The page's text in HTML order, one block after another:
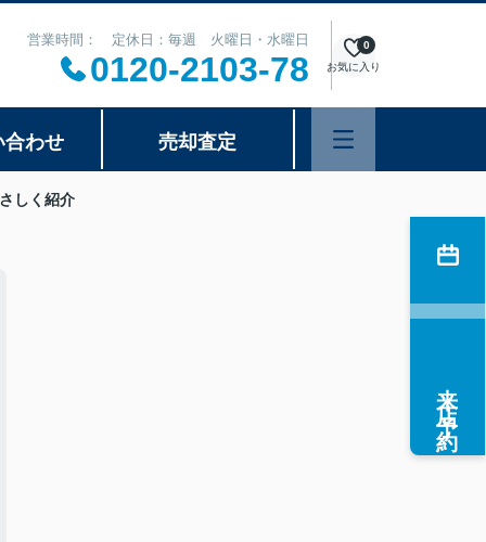
営業時間： 定休日：毎週 火曜日・水曜日
0120-2103-78 お気に入り
0
合わせ 売却査定
しく紹介
来店予約